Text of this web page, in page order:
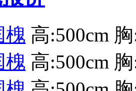
槐 高:500cm
槐 高:500cm